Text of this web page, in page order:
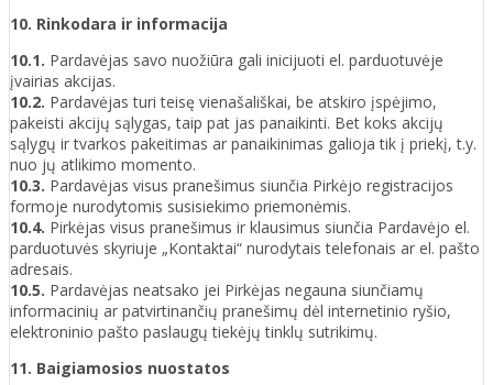
10. Rinkodara ir informacija
10.1. Pardavėjas savo nuožiūra gali inicijuoti el. parduotuvėje
įvairias akcijas.
10.2. Pardavėjas turi teisę vienašališkai, be atskiro įspėjimo,
pakeisti akcijų sąlygas, taip pat jas panaikinti. Bet koks akcijų
sąlygų ir tvarkos pakeitimas ar panaikinimas galioja tik į priekį, t.y.
nuo jų atlikimo momento.
10.3. Pardavėjas visus pranešimus siunčia Pirkėjo registracijos
formoje nurodytomis susisiekimo priemonėmis.
10.4. Pirkėjas visus pranešimus ir klausimus siunčia Pardavėjo el.
parduotuvės skyriuje „Kontaktai“ nurodytais telefonais ar el. pašto
adresais.
10.5. Pardavėjas neatsako jei Pirkėjas negauna siunčiamų
informacinių ar patvirtinančių pranešimų dėl internetinio ryšio,
elektroninio pašto paslaugų tiekėjų tinklų sutrikimų.
11. Baigiamosios nuostatos